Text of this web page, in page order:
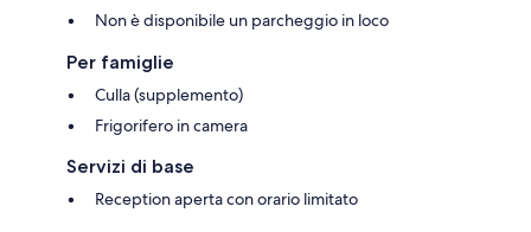
Non è disponibile un parcheggio in loco
Per famiglie
Culla (supplemento)
Frigorifero in camera
Servizi di base
Reception aperta con orario limitato